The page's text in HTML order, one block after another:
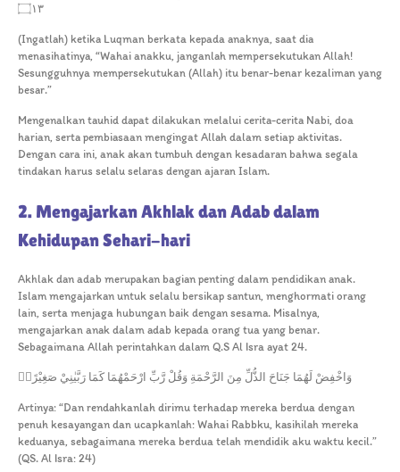
۝١٣
(Ingatlah) ketika Luqman berkata kepada anaknya, saat dia
menasihatinya, “Wahai anakku, janganlah mempersekutukan Allah!
Sesungguhnya mempersekutukan (Allah) itu benar-benar kezaliman yang
besar.”
Mengenalkan tauhid dapat dilakukan melalui cerita-cerita Nabi, doa
harian, serta pembiasaan mengingat Allah dalam setiap aktivitas.
Dengan cara ini, anak akan tumbuh dengan kesadaran bahwa segala
tindakan harus selalu selaras dengan ajaran Islam.
2. Mengajarkan Akhlak dan Adab dalam
Kehidupan Sehari-hari
Akhlak dan adab merupakan bagian penting dalam pendidikan anak.
Islam mengajarkan untuk selalu bersikap santun, menghormati orang
lain, serta menjaga hubungan baik dengan sesama. Misalnya,
mengajarkan anak dalam adab kepada orang tua yang benar.
Sebagaimana Allah perintahkan dalam Q.S Al Isra ayat 24.
وَاخْفِضْ لَهُمَا جَنَاحَ الذُّلِّ مِنَ الرَّحْمَةِ وَقُلْ رَّبِّ ارْحَمْهُمَا كَمَا رَبَّيٰنِيْ صَغِيْرًاۗ
Artinya: “Dan rendahkanlah dirimu terhadap mereka berdua dengan
penuh kesayangan dan ucapkanlah: Wahai Rabbku, kasihilah mereka
keduanya, sebagaimana mereka berdua telah mendidik aku waktu kecil.”
(QS. Al Isra: 24)